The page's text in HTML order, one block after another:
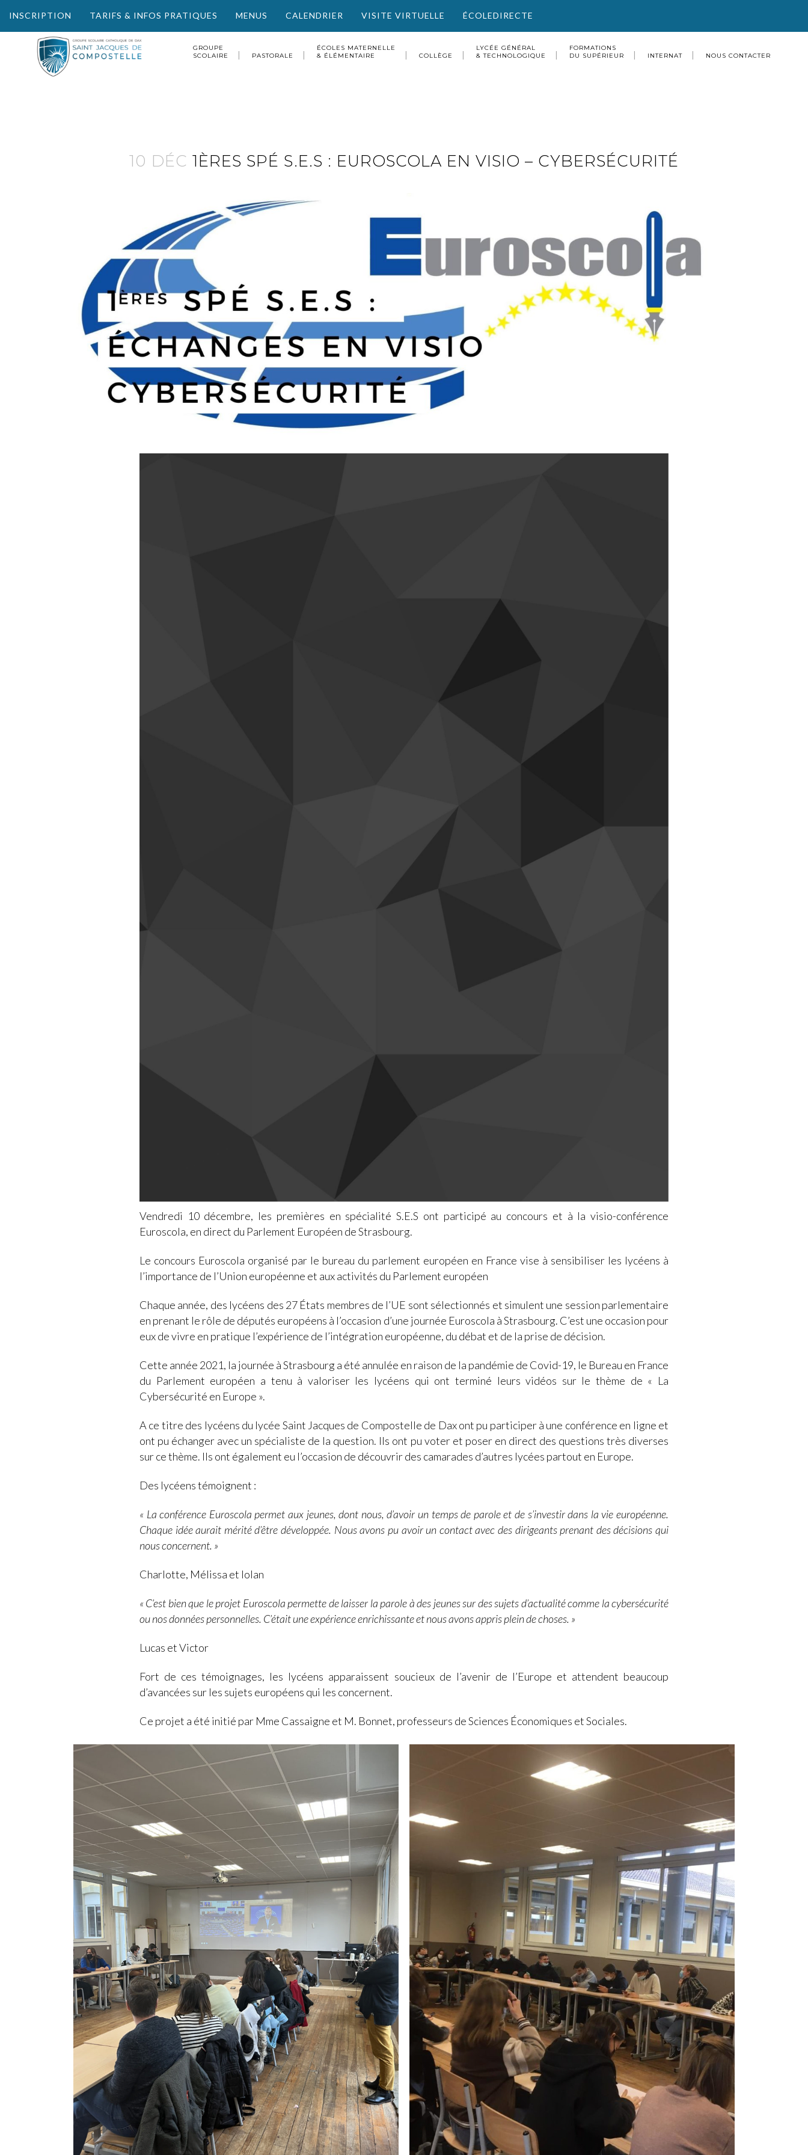
INSCRIPTION TARIFS & INFOS PRATIQUES MENUS CALENDRIER VISITE VIRTUELLE ÉCOLEDIRECTE
GROUPE
SCOLAIRE
PASTORALE
ÉCOLES MATERNELLE
& ÉLÉMENTAIRE
COLLÈGE
LYCÉE GÉNÉRAL
& TECHNOLOGIQUE
FORMATIONS
DU SUPÉRIEUR
INTERNAT NOUS CONTACTER
10 DÉC 1ÈRES SPÉ S.E.S : EUROSCOLA EN VISIO – CYBERSÉCURITÉ
Vendredi 10 décembre, les premières en spécialité S.E.S ont participé au concours et à la visio-conférence
Euroscola, en direct du Parlement Européen de Strasbourg.
Le concours Euroscola organisé par le bureau du parlement européen en France vise à sensibiliser les lycéens à
l’importance de l’Union européenne et aux activités du Parlement européen
Chaque année, des lycéens des 27 États membres de l’UE sont sélectionnés et simulent une session parlementaire
en prenant le rôle de députés européens à l’occasion d’une journée Euroscola à Strasbourg. C’est une occasion pour
eux de vivre en pratique l’expérience de l’intégration européenne, du débat et de la prise de décision.
Cette année 2021, la journée à Strasbourg a été annulée en raison de la pandémie de Covid-19, le Bureau en France
du Parlement européen a tenu à valoriser les lycéens qui ont terminé leurs vidéos sur le thème de « La
Cybersécurité en Europe ».
A ce titre des lycéens du lycée Saint Jacques de Compostelle de Dax ont pu participer à une conférence en ligne et
ont pu échanger avec un spécialiste de la question. Ils ont pu voter et poser en direct des questions très diverses
sur ce thème. Ils ont également eu l’occasion de découvrir des camarades d’autres lycées partout en Europe.
Des lycéens témoignent :
« La conférence Euroscola permet aux jeunes, dont nous, d’avoir un temps de parole et de s’investir dans la vie européenne.
Chaque idée aurait mérité d’être développée. Nous avons pu avoir un contact avec des dirigeants prenant des décisions qui
nous concernent. »
Charlotte, Mélissa et Iolan
« C’est bien que le projet Euroscola permette de laisser la parole à des jeunes sur des sujets d’actualité comme la cybersécurité
ou nos données personnelles. C’était une expérience enrichissante et nous avons appris plein de choses. »
Lucas et Victor
Fort de ces témoignages, les lycéens apparaissent soucieux de l’avenir de l’Europe et attendent beaucoup
d’avancées sur les sujets européens qui les concernent.
Ce projet a été initié par Mme Cassaigne et M. Bonnet, professeurs de Sciences Économiques et Sociales.